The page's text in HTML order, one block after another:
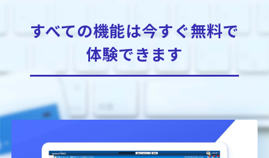
すべての機能は今すぐ無料で
体験できます